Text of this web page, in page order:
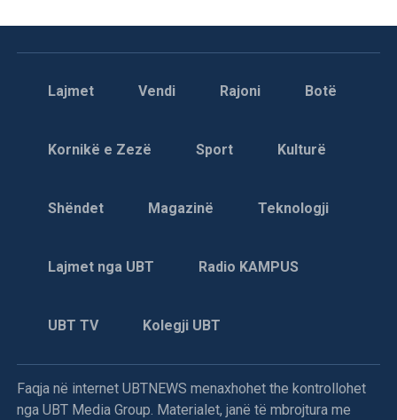
Lajmet Vendi Rajoni Botë
Kornikë e Zezë Sport Kulturë
Shëndet Magazinë Teknologji
Lajmet nga UBT Radio KAMPUS
UBT TV Kolegji UBT
Faqja në internet UBTNEWS menaxhohet the kontrollohet
nga UBT Media Group. Materialet, janë të mbrojtura me